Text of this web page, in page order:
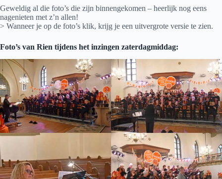
Geweldig al die foto’s die zijn binnengekomen – heerlijk nog eens
nagenieten met z’n allen!
> Wanneer je op de foto’s klik, krijg je een uitvergrote versie te zien.
Foto’s van Rien tijdens het inzingen zaterdagmiddag: